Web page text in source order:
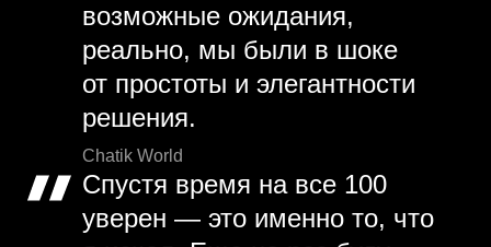
возможные ожидания,
реально, мы были в шоке
от простоты и элегантности
решения.
Chatik World
Спустя время на все 100
уверен — это именно то, что